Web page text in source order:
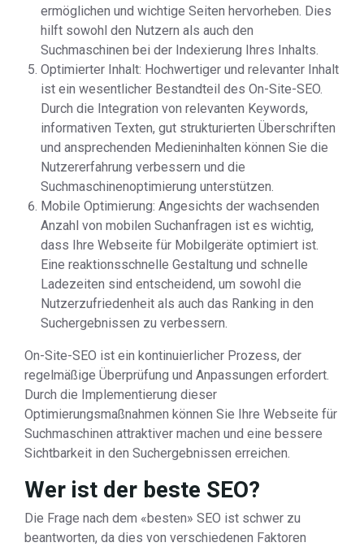
ermöglichen und wichtige Seiten hervorheben. Dies
hilft sowohl den Nutzern als auch den
Suchmaschinen bei der Indexierung Ihres Inhalts.
Optimierter Inhalt: Hochwertiger und relevanter Inhalt
ist ein wesentlicher Bestandteil des On-Site-SEO.
Durch die Integration von relevanten Keywords,
informativen Texten, gut strukturierten Überschriften
und ansprechenden Medieninhalten können Sie die
Nutzererfahrung verbessern und die
Suchmaschinenoptimierung unterstützen.
Mobile Optimierung: Angesichts der wachsenden
Anzahl von mobilen Suchanfragen ist es wichtig,
dass Ihre Webseite für Mobilgeräte optimiert ist.
Eine reaktionsschnelle Gestaltung und schnelle
Ladezeiten sind entscheidend, um sowohl die
Nutzerzufriedenheit als auch das Ranking in den
Suchergebnissen zu verbessern.
On-Site-SEO ist ein kontinuierlicher Prozess, der
regelmäßige Überprüfung und Anpassungen erfordert.
Durch die Implementierung dieser
Optimierungsmaßnahmen können Sie Ihre Webseite für
Suchmaschinen attraktiver machen und eine bessere
Sichtbarkeit in den Suchergebnissen erreichen.
Wer ist der beste SEO?
Die Frage nach dem «besten» SEO ist schwer zu
beantworten, da dies von verschiedenen Faktoren